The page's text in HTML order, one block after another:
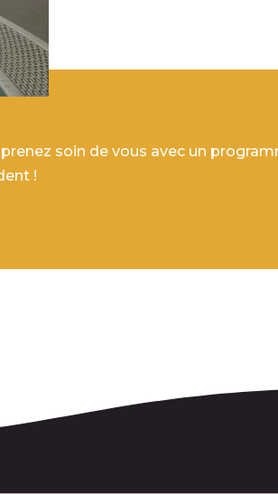
soin de vous avec un
!